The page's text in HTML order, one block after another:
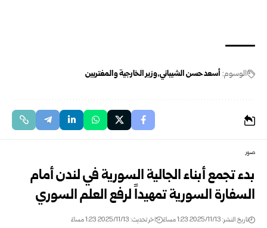
الوسوم:أسعد حسن الشيباني وزير الخارجية والمغتربين
صور
بدء تجمع أبناء الجالية السورية في لندن أمام
السفارة السورية تمهيداً لرفع العلم السوري
تاريخ النشر: 2025/11/13 1:23 مساءً اخر تحديث: 2025/11/13 1:23 مساءً